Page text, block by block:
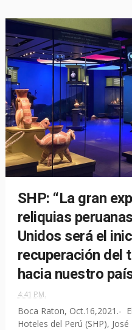
SHP: “La gran
reliquias
Unidos será el
recuperación del
hacia nuestro
4:41 P.M.
Boca Raton, Oct.16,2021.-
Hoteles del Perú (SHP),